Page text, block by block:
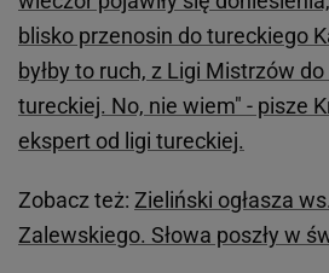
blisko przenosin do tureckiego
byłby to ruch, z Ligi Mistrzów
tureckiej. No, nie wiem" - pisze
ekspert od ligi tureckiej.
Zobacz też: Zieliński ogłasza
Zalewskiego. Słowa poszły w